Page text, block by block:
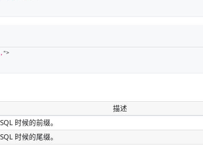
">
描述
时候的前缀。
时候的尾缀。